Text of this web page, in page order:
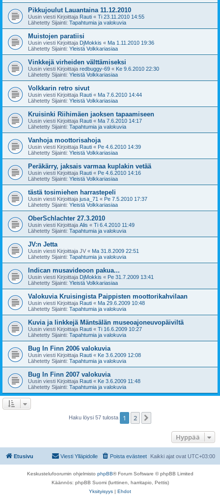
Pikkujoulut Lauantaina 11.12.2010
Uusin viesti Kirjoittaja Rauti « Ti 23.11.2010 14:55
Lähetetty Sijainti: Tapahtumia ja valokuvia
Muistojen paratiisi
Uusin viesti Kirjoittaja DjMokkis « Ma 1.11.2010 19:36
Lähetetty Sijainti: Yleistä Volkkariasiaa
Vinkkejä virheiden välttämiseksi
Uusin viesti Kirjoittaja redbuggy-69 « Ke 9.6.2010 22:30
Lähetetty Sijainti: Yleistä Volkkariasiaa
Volkkarin retro sivut
Uusin viesti Kirjoittaja Rauti « Ma 7.6.2010 14:44
Lähetetty Sijainti: Yleistä Volkkariasiaa
Kruisinki Riihimäen jaoksen tapaamiseen
Uusin viesti Kirjoittaja Rauti « Ma 7.6.2010 14:17
Lähetetty Sijainti: Tapahtumia ja valokuvia
Vanhoja moottorisahoja
Uusin viesti Kirjoittaja Rauti « Pe 4.6.2010 14:39
Lähetetty Sijainti: Yleistä Volkkariasiaa
Peräkärry, jaksais varmaa kuplakin vetää
Uusin viesti Kirjoittaja Rauti « Pe 4.6.2010 14:16
Lähetetty Sijainti: Yleistä Volkkariasiaa
tästä tosimiehen harrastepeli
Uusin viesti Kirjoittaja jusa_71 « Pe 7.5.2010 17:37
Lähetetty Sijainti: Yleistä Volkkariasiaa
OberSchlachter 27.3.2010
Uusin viesti Kirjoittaja Alis « Ti 6.4.2010 11:49
Lähetetty Sijainti: Tapahtumia ja valokuvia
JV:n Jetta
Uusin viesti Kirjoittaja JV « Ma 31.8.2009 22:51
Lähetetty Sijainti: Tapahtumia ja valokuvia
Indican musavideoon pakua...
Uusin viesti Kirjoittaja DjMokkis « Pe 31.7.2009 13:41
Lähetetty Sijainti: Yleistä Volkkariasiaa
Valokuvia Kruisingista Paippisten moottorikahvilaan
Uusin viesti Kirjoittaja Rauti « Ma 29.6.2009 10:48
Lähetetty Sijainti: Tapahtumia ja valokuvia
Kuvia ja linkkejä Mäntsälän museoajoneuvopäiviltä
Uusin viesti Kirjoittaja Rauti « Ti 16.6.2009 10:27
Lähetetty Sijainti: Tapahtumia ja valokuvia
Bug In Finn 2006 valokuvia
Uusin viesti Kirjoittaja Rauti « Ke 3.6.2009 12:08
Lähetetty Sijainti: Tapahtumia ja valokuvia
Bug In Finn 2007 valokuvia
Uusin viesti Kirjoittaja Rauti « Ke 3.6.2009 11:48
Lähetetty Sijainti: Tapahtumia ja valokuvia
Haku löysi 57 tulosta 1 2
Hyppää
Etusivu Kaikki ajat ovat UTC+03:00
Poista evästeet
Viesti Ylläpidolle
Keskustelufoorumin ohjelmisto phpBB® Forum Software © phpBB Limited
Käännös: phpBB Suomi (lurttinen, harritapio, Pettis)
Yksityisyys | Ehdot